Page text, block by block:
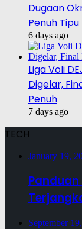
Dugaan
Penuh
6 days ago
Liga Voli
Digelar,
Penuh
7 days ago
TECH
January 19,
September